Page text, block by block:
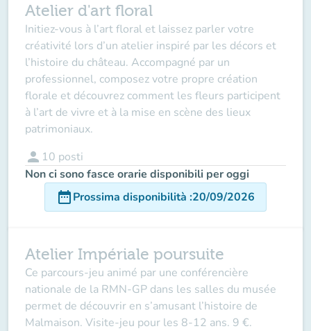
Atelier d'art floral
Initiez-vous à l’art floral et laissez parler votre
créativité lors d’un atelier inspiré par les décors et
l’histoire du château. Accompagné par un
professionnel, composez votre propre création
florale et découvrez comment les fleurs participent
à l’art de vivre et à la mise en scène des lieux
patrimoniaux.
person 10 posti
Non ci sono fasce orarie disponibili per oggi
date_rangeProssima disponibilità :20/09/2026
Atelier Impériale poursuite
Ce parcours-jeu animé par une conférencière
nationale de la RMN-GP dans les salles du musée
permet de découvrir en s’amusant l’histoire de
Malmaison. Visite-jeu pour les 8-12 ans. 9 €.